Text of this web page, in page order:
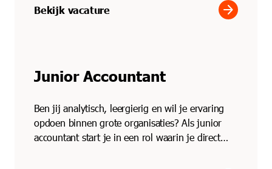
Bekijk vacature arrow_forward
Junior Accountant
Ben jij analytisch, leergierig en wil je ervaring
opdoen binnen grote organisaties? Als junior
accountant start je in een rol waarin je direct